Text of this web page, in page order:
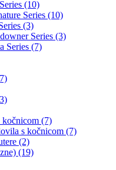
(10)
Series (10)
(3)
Series (3)
Series (7)
kočnicom (7)
s kočnicom (7)
(2)
(19)